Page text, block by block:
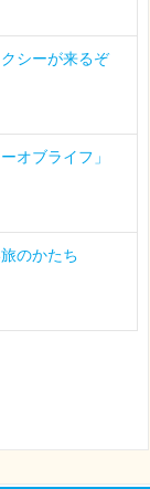
シーが来るぞ
オブライフ」
のかたち